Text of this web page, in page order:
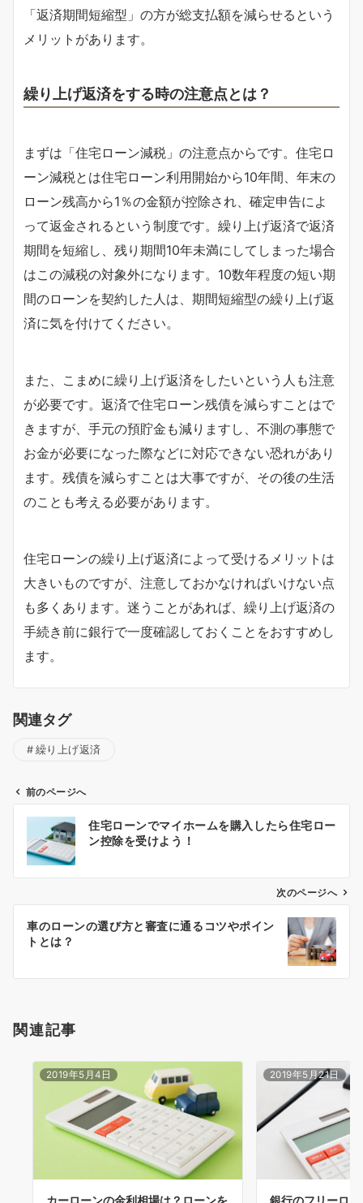
「返済期間短縮型」の方が総支払額を減らせるという
メリットがあります。
繰り上げ返済をする時の注意点とは？
まずは「住宅ローン減税」の注意点からです。住宅ロ
ーン減税とは住宅ローン利用開始から10年間、年末の
ローン残高から1％の金額が控除され、確定申告によ
って返金されるという制度です。繰り上げ返済で返済
期間を短縮し、残り期間10年未満にしてしまった場合
はこの減税の対象外になります。10数年程度の短い期
間のローンを契約した人は、期間短縮型の繰り上げ返
済に気を付けてください。
また、こまめに繰り上げ返済をしたいという人も注意
が必要です。返済で住宅ローン残債を減らすことはで
きますが、手元の預貯金も減りますし、不測の事態で
お金が必要になった際などに対応できない恐れがあり
ます。残債を減らすことは大事ですが、その後の生活
のことも考える必要があります。
住宅ローンの繰り上げ返済によって受けるメリットは
大きいものですが、注意しておかなければいけない点
も多くあります。迷うことがあれば、繰り上げ返済の
手続き前に銀行で一度確認しておくことをおすすめし
ます。
関連タグ
繰り上げ返済
ビ
ン
前のページへ
住宅ローンでマイホームを購入したら住宅ロー
ン控除を受けよう！
次のページへ
車のローンの選び方と審査に通るコツやポイン
トとは？
関連記事
2019年5月4日 2019年5月21日